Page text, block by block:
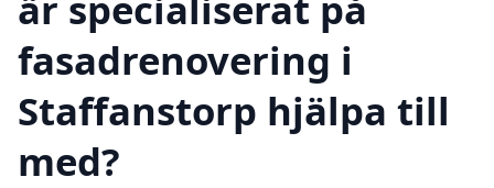
fasadrenovering i
Staffanstorp hjälpa till
med?